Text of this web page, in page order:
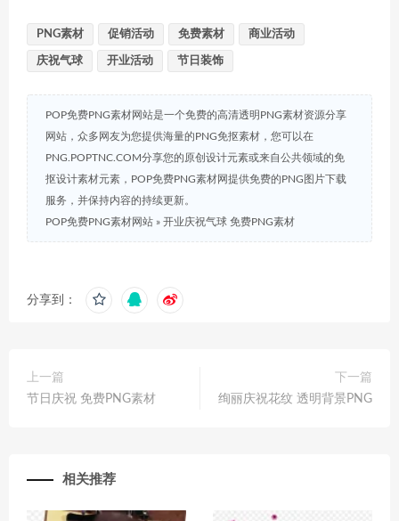
PNG素材 促销活动 免费素材 商业活动
庆祝气球 开业活动 节日装饰
POP免费PNG素材网站是一个免费的高清透明PNG素材资源分享
网站，众多网友为您提供海量的PNG免抠素材，您可以在
PNG.POPTNC.COM分享您的原创设计元素或来自公共领域的免
抠设计素材元素，POP免费PNG素材网提供免费的PNG图片下载
服务，并保持内容的持续更新。
POP免费PNG素材网站 » 开业庆祝气球 免费PNG素材
分享到：
上一篇
节日庆祝 免费PNG素材
下一篇
绚丽庆祝花纹 透明背景PNG
相关推荐